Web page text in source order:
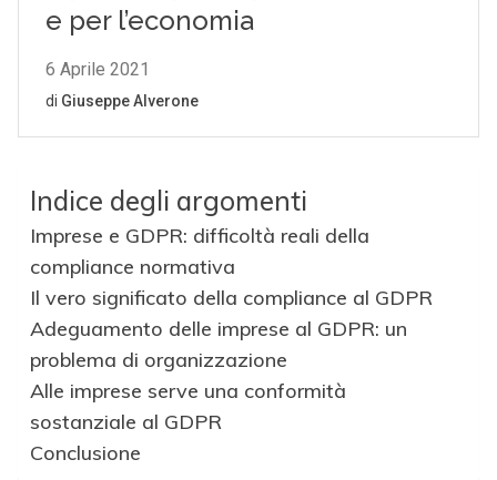
Indice degli argomenti
Imprese e GDPR: difficoltà reali della
compliance normativa
Il vero significato della compliance al GDPR
Adeguamento delle imprese al GDPR: un
problema di organizzazione
Alle imprese serve una conformità
sostanziale al GDPR
Conclusione